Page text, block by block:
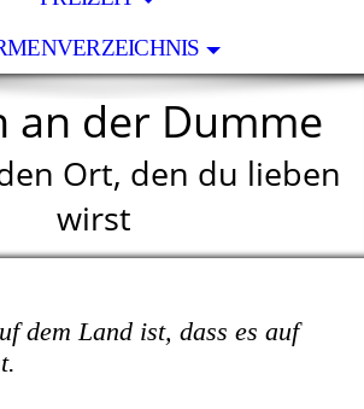
an der Dumme
Ort, den du lieben
wirst
dem Land ist, dass es auf